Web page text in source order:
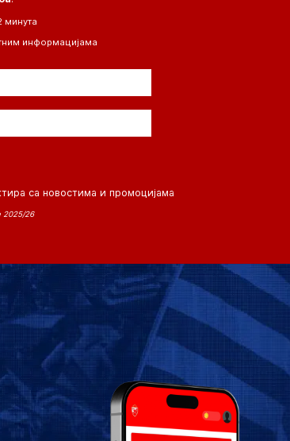
минута
информацијама
са новостима и промоцијама
2025/26